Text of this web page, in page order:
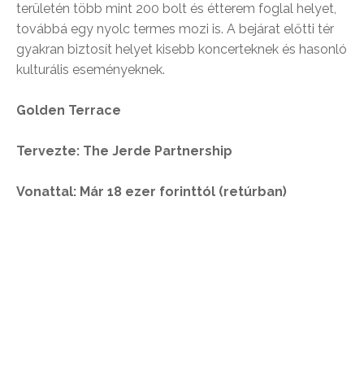
területén több mint 200 bolt és étterem foglal helyet,
továbbá egy nyolc termes mozi is. A bejárat előtti tér
gyakran biztosít helyet kisebb koncerteknek és hasonló
kulturális eseményeknek.
Golden Terrace
Tervezte: The Jerde Partnership
Vonattal: Már 18 ezer forinttól (retúrban)